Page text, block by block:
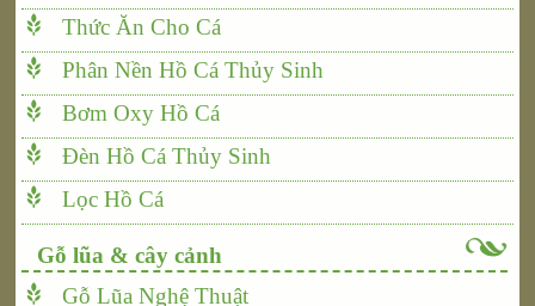
Thức Ăn Cho Cá
Phân Nền Hồ Cá Thủy Sinh
Bơm Oxy Hồ Cá
Đèn Hồ Cá Thủy Sinh
Lọc Hồ Cá
Gỗ lũa & cây cảnh
Gỗ Lũa Nghệ Thuật